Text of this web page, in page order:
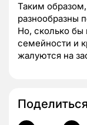
Таким
разнообразны
Но, сколько бы
семейности и
жалуются на